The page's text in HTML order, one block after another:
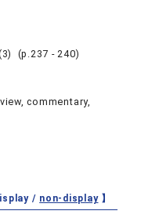
(p.237 - 240)
commentary,
/ non-display】